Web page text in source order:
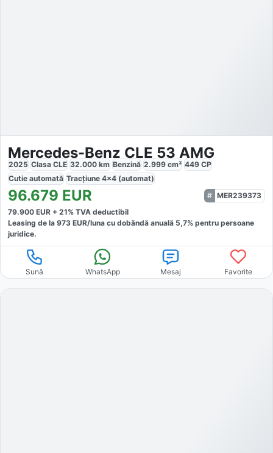
Mercedes-Benz CLE 53 AMG
2025 Clasa CLE 32.000 km Benzină 2.999 cm³ 449 CP
Cutie automată Tracțiune 4x4 (automat)
96.679 EUR
MER239373
79.900 EUR + 21% TVA deductibil
Leasing de la 973 EUR/luna cu dobăndă anuală 5,7% pentru persoane
juridice.
Sună WhatsApp Mesaj Favorite